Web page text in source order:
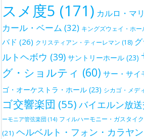
スメ度5 (171) カルロ・マ
カール・ベーム (32) キングズウェイ・ホー
バド (26) クリスティアン・ティーレマン (18)
ルトヘボウ (39) サントリーホール (23)
グ・ショルティ (60) サー・サイ
ゴ・オーケストラ・ホール (23) シカゴ・メデ
ゴ交響楽団 (55) バイエルン放
ーモニア管弦楽団 (14) フィルハーモニー・ガスタイク
(21) ヘルベルト・フォン・カラヤン